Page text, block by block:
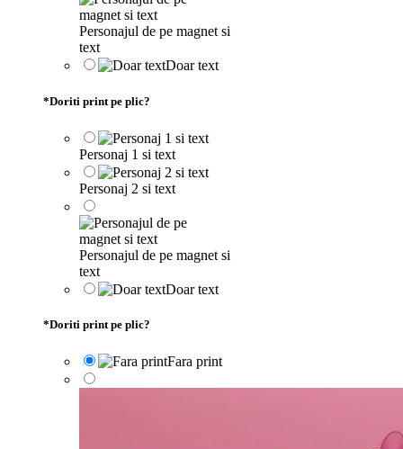
Personajul de pe magnet si
text
Doar text
*Doriti print pe plic?
Personaj 1 si text
Personaj 2 si text
Personajul de pe magnet si
text
Doar text
*Doriti print pe plic?
Fara print